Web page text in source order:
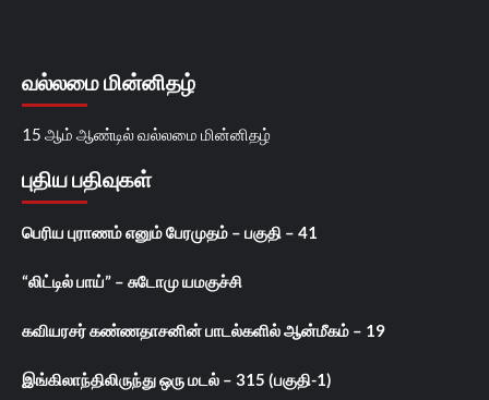
வல்லமை மின்னிதழ்
15 ஆம் ஆண்டில் வல்லமை மின்னிதழ்
புதிய பதிவுகள்
பெரிய புராணம் எனும் பேரமுதம் – பகுதி – 41
“லிட்டில் பாய்” – சுடோமு யமகுச்சி
கவியரசர் கண்ணதாசனின் பாடல்களில் ஆன்மீகம் – 19
இங்கிலாந்திலிருந்து ஒரு மடல் – 315 (பகுதி-1)